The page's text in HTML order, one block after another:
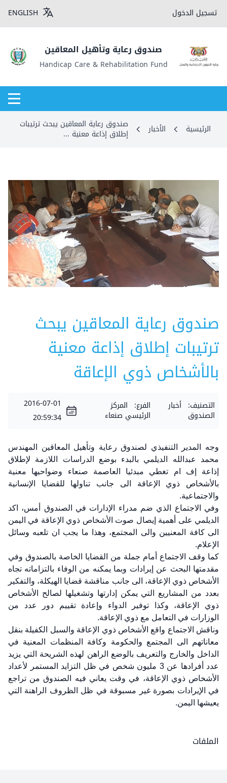
تسجيل الدخول ENGLISH
صندوق رعاية وتأهيل المعاقين
Handicap Care & Rehabilitation Fund
الرئيسية الأخبار صندوق رعاية المعاقين يبحث ترتيبات
إطلاق إذاعة معنية ...
صندوق رعاية المعاقين يبحث
ترتيبات إطلاق إذاعة معنية
بالأشخاص ذوي الإعاقة
التصنيف: أخبار
الصندوق
الفرع: المركز
الرئيسي صنعاء
2016-07-01
20:59:34
وجه المدير التنفيذي لصندوق رعاية وتأهيل المعاقين المهندس
محمد عبدالله الديلمي بالبدء بوضع الدراسات اللازمة لإطلاق
إذاعة إف ام تغطي مبدئيا العاصمة صنعاء وضواحيها معنية
بالأشخاص ذوي الإعاقة الى جانب تناولها للقضايا الإنسانية
والاجتماعية.
وفي الاجتماع الذي ضم مدراء الإدارات في الصندوق أمس، اكد
الديلمي على أهمية إيصال صوت الأشخاص ذوي الإعاقة في اليمن
الى كافة المعنيين والى المجتمع، وهذا ما يجب ان تلعبه وسائل
الإعلام.
كما وقف الاجتماع أمام جملة من القضايا الخاصة بالصندوق وفي
مقدمتها البحث عن إيرادات وبما يمكنه من الوفاء بالتزاماته تجاه
الأشخاص ذوي الإعاقة، الى جانب مناقشة قضايا الهيكلة، والتفكير
بعدد من المشاريع التي يمكن إدارتها وتشغيلها لصالح الأشخاص
ذوي الإعاقة، وكذا توفير الدواء وإعادة تقييم دور عدد من
الوزارات في التعامل مع ذوي الإعاقة.
وناقش الاجتماع واقع الأشخاص ذوي الإعاقة والسبل الكفيلة بنقل
معاناتهم الى المجتمع والحكومة وكافة المنظمات المعنية في
الداخل والخارج والتعريف بالوضع الراهن لهذه الشريحة التي يزيد
عدد أفرادها عن 3 مليون شخص في ظل التزايد المستمر لأعداد
الأشخاص ذوي الإعاقة، في وقت يعاني فيه الصندوق من تراجع
في الإيرادات بصورة غير مسبوقة في ظل الظروف الراهنة التي
يعيشها اليمن.
الملفات